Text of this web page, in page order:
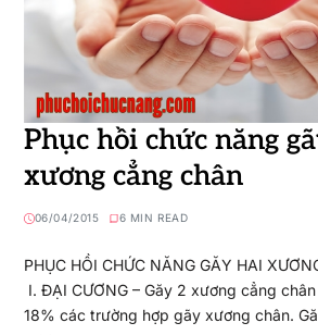
Phục hồi chức năng
xương cẳng chân
06/04/2015 6 MIN READ
PHỤC HỒI CHỨC NĂNG GĂY HAI
I. ĐẠI CƯƠNG – Găy 2 xương cẳng
18% các trường hợp gãy xương chân.